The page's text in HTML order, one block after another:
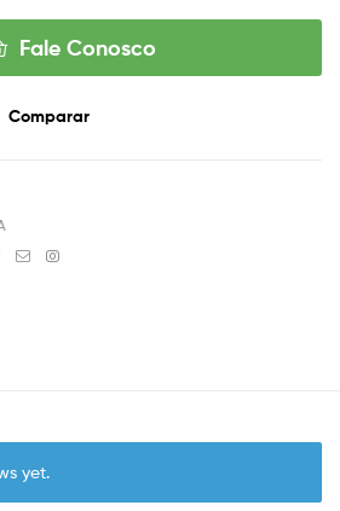
Fale Conosco
Comparar
Pinterest
EmailInstagram
yet.